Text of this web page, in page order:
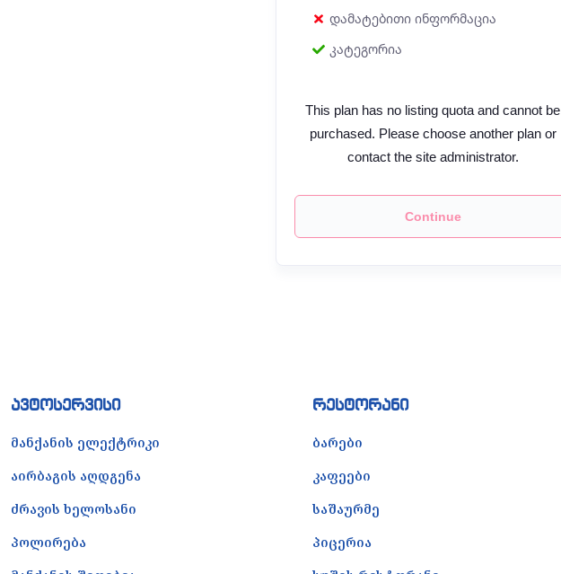
დამატებითი ინფორმაცია
კატეგორია
This plan has no listing quota and cannot be
purchased. Please choose another plan or
contact the site administrator.
Continue
ავტოსერვისი
მანქანის ელექტრიკი
აირბაგის აღდგენა
ძრავის ხელოსანი
პოლირება
რესტორანი
ბარები
კაფეები
საშაურმე
პიცერია